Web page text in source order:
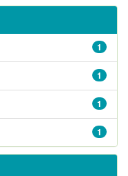
1
1
1
1